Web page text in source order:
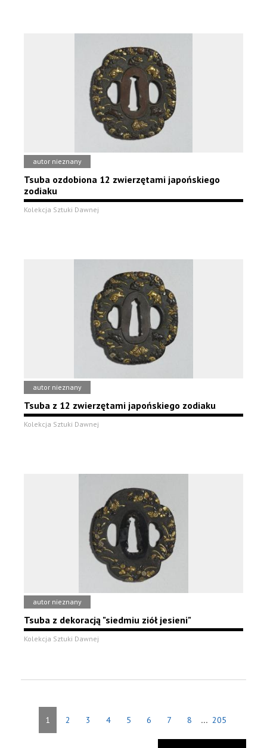
autor nieznany
Tsuba ozdobiona 12 zwierzętami japońskiego
zodiaku
Kolekcja Sztuki Dawnej
autor nieznany
Tsuba z 12 zwierzętami japońskiego zodiaku
Kolekcja Sztuki Dawnej
autor nieznany
Tsuba z dekoracją "siedmiu ziół jesieni"
Kolekcja Sztuki Dawnej
1 2 3 4 5 6 7 8 ... 205